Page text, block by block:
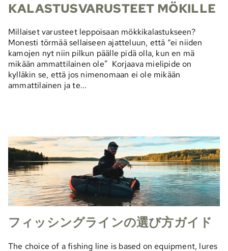
KALASTUSVARUSTEET MÖKILLE
Millaiset varusteet leppoisaan mökkikalastukseen?
Monesti törmää sellaiseen ajatteluun, että “ei niiden
kamojen nyt niin pilkun päälle pidä olla, kun en mä
mikään ammattilainen ole” Korjaava mielipide on
kylläkin se, että jos nimenomaan ei ole mikään
ammattilainen ja te...
フィッシングラインの選び方ガイド
The choice of a fishing line is based on equipment, lures